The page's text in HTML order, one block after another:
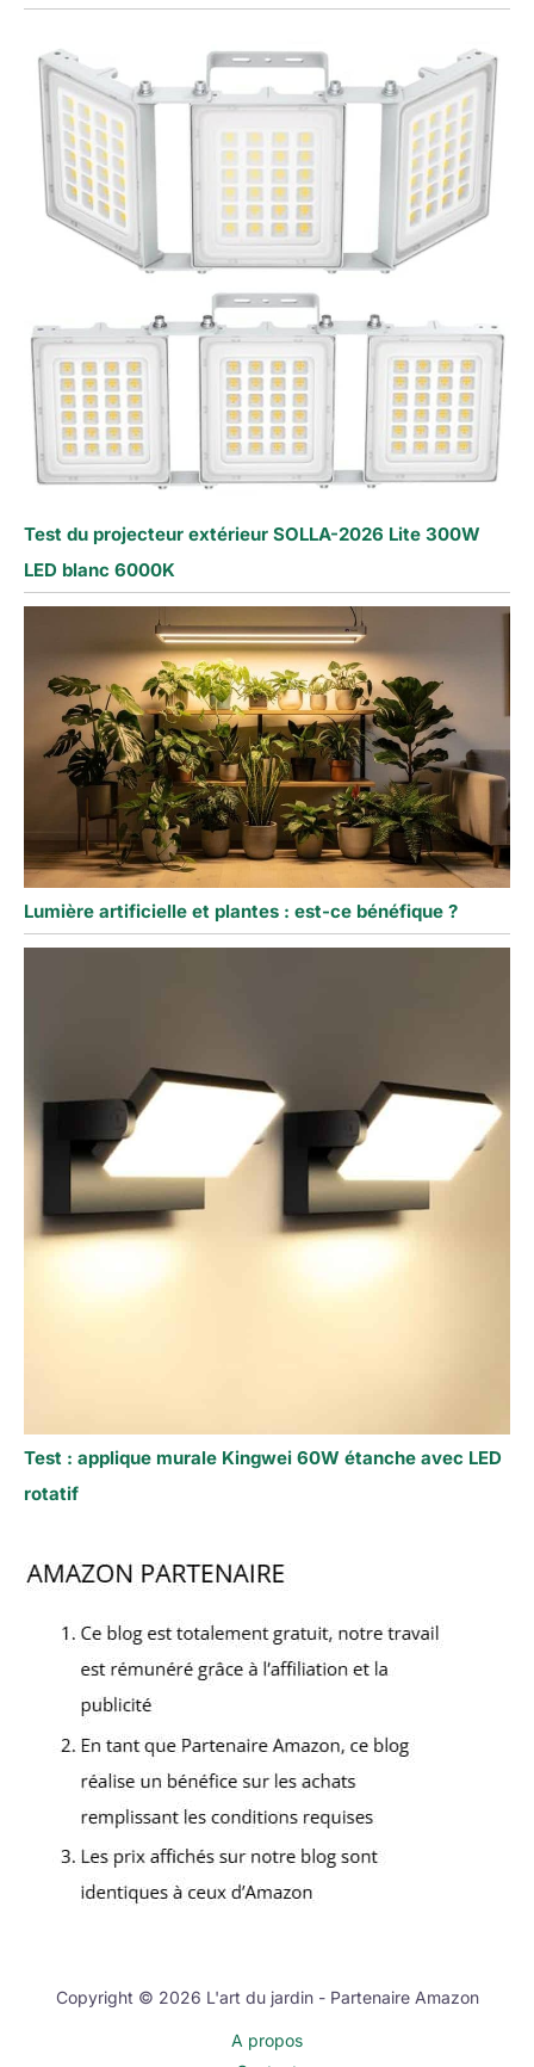
Test du projecteur extérieur SOLLA-2026 Lite 300W
LED blanc 6000K
Lumière artificielle et plantes : est-ce bénéfique ?
Test : applique murale Kingwei 60W étanche avec LED
rotatif
Copyright © 2026 L'art du jardin - Partenaire Amazon
A propos